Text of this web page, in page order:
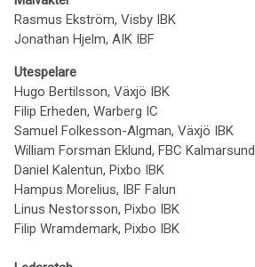
Rasmus Ekström, Visby IBK
Jonathan Hjelm, AIK IBF
Utespelare
Hugo Bertilsson, Växjö IBK
Filip Erheden, Warberg IC
Samuel Folkesson-Algman, Växjö IBK
William Forsman Eklund, FBC Kalmarsund
Daniel Kalentun, Pixbo IBK
Hampus Morelius, IBF Falun
Linus Nestorsson, Pixbo IBK
Filip Wramdemark, Pixbo IBK